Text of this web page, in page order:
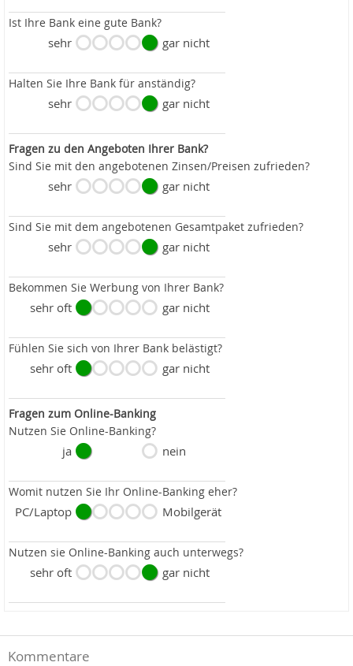
Ist Ihre Bank eine gute Bank?
sehr gar nicht
Halten Sie Ihre Bank für anständig?
sehr gar nicht
Fragen zu den Angeboten Ihrer Bank?
Sind Sie mit den angebotenen Zinsen/Preisen zufrieden?
sehr gar nicht
Sind Sie mit dem angebotenen Gesamtpaket zufrieden?
sehr gar nicht
Bekommen Sie Werbung von Ihrer Bank?
sehr oft gar nicht
Fühlen Sie sich von Ihrer Bank belästigt?
sehr oft gar nicht
Fragen zum Online-Banking
Nutzen Sie Online-Banking?
ja nein
Womit nutzen Sie Ihr Online-Banking eher?
PC/Laptop Mobilgerät
Nutzen sie Online-Banking auch unterwegs?
sehr oft gar nicht
Kommentare